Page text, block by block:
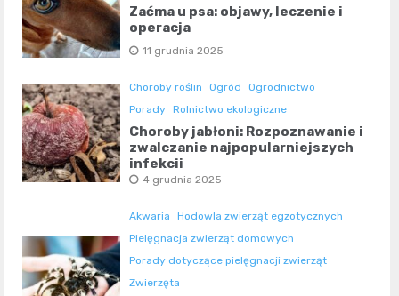
Zaćma u psa: objawy, leczenie i
operacja
11 grudnia 2025
Choroby roślin Ogród
Ogrodnictwo
Porady Rolnictwo ekologiczne
Choroby jabłoni: Rozpoznawanie i
zwalczanie najpopularniejszych
infekcji
4 grudnia 2025
Akwaria
Hodowla zwierząt egzotycznych
Pielęgnacja zwierząt domowych
Porady dotyczące pielęgnacji zwierząt
Zwierzęta